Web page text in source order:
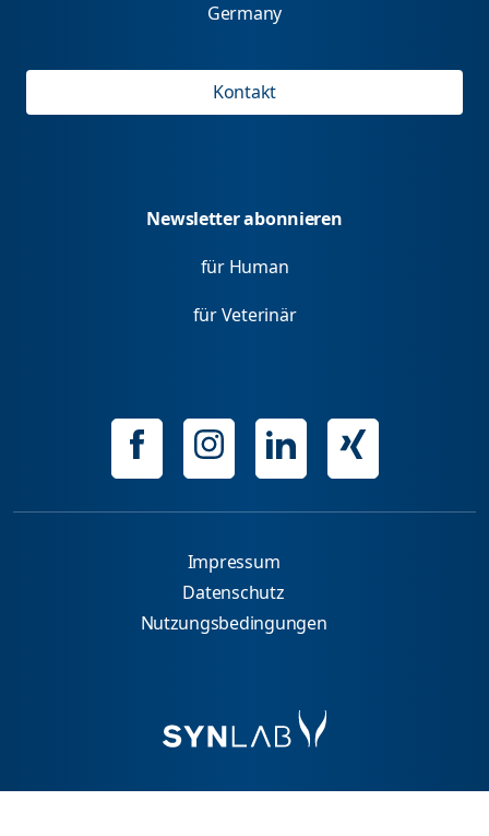
Germany
Kontakt
Newsletter abonnieren
für Human
für Veterinär
Impressum
Datenschutz
Nutzungsbedingungen